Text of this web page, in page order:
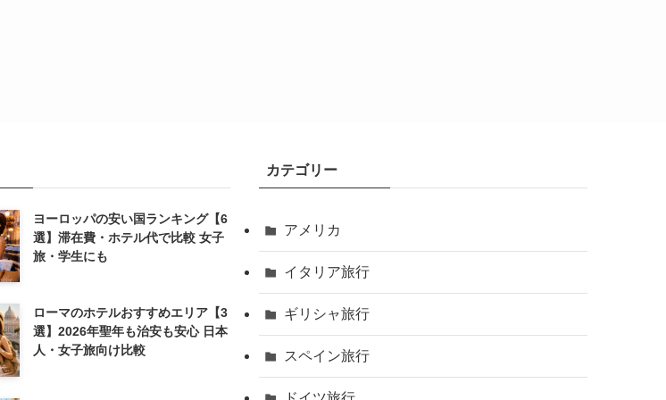
ヨーロッパの安い国ランキング【6
選】滞在費・ホテル代で比較 女子
旅・学生にも
ローマのホテルおすすめエリア【3
選】2026年聖年も治安も安心 日本
人・女子旅向け比較
カテゴリー
アメリカ
イタリア旅行
ギリシャ旅行
スペイン旅行